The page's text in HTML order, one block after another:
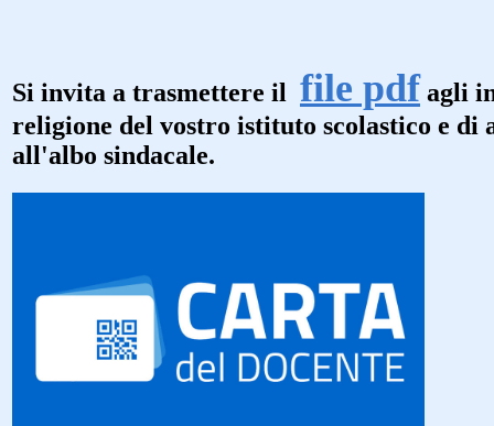
Si invita a trasmettere il file pdf agli
religione del vostro istituto scolastico e di
all'albo sindacale.